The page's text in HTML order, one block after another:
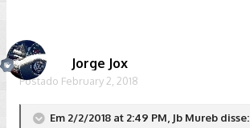
Jorge Jox
Postado February 2, 2018
Em 2/2/2018 at 2:49 PM, Jb Mureb disse: